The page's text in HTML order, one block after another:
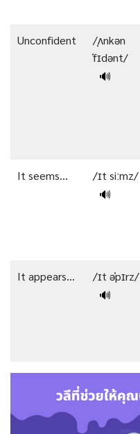
Unconfident
/ˌʌnkən
ˈfɪdənt/
🔊
It seems…
/ɪt siːmz/
🔊
It appears…
/ɪt əˈpɪrz/
🔊